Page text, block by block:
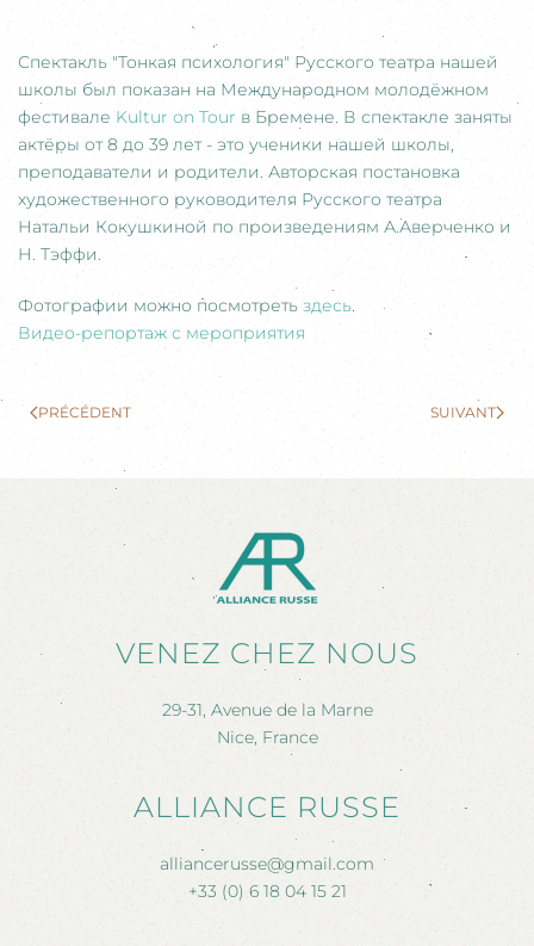
Спектакль "Тонкая психология" Русского театра нашей
школы был показан на Международном молодёжном
фестивале Kultur on Tour в Бремене. В спектакле заняты
актёры от 8 до 39 лет - это ученики нашей школы,
преподаватели и родители. Авторская постановка
художественного руководителя Русского театра
Натальи Кокушкиной по произведениям А.Аверченко и
Н. Тэффи.
Фотографии можно посмотреть здесь.
Видео-репортаж с мероприятия
PRÉCÉDENT SUIVANT
VENEZ CHEZ NOUS
29-31, Avenue de la Marne
Nice, France
ALLIANCE RUSSE
alliancerusse@gmail.com
+33 (0) 6 18 04 15 21